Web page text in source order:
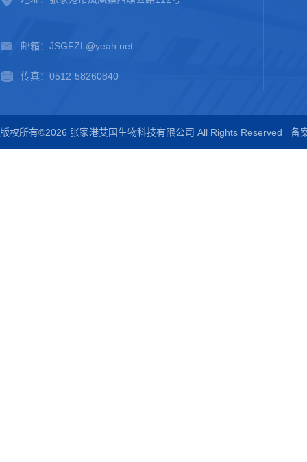
邮箱：JSGFZL@yeah.net
传真：0512-58260840
版权所有©2026 张家港艾国生物科技有限公司 All Rights Reserved 备